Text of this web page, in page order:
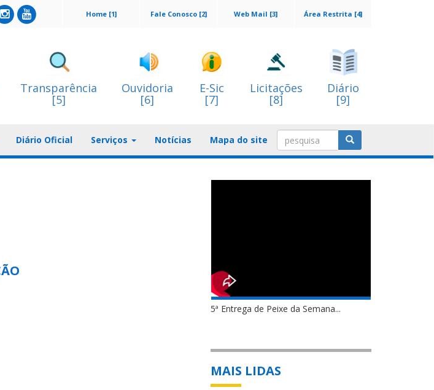
Área Restrita [4]
Web Mail [3]
Fale Conosco [2]
Home [1]
Transparência
[5]
Ouvidoria
[6]
E-Sic
[7]
Licitações
[8]
Diário
[9]
Diário Oficial Serviços Notícias Mapa do site
5ª Entrega de Peixe da Semana...
MAIS LIDAS